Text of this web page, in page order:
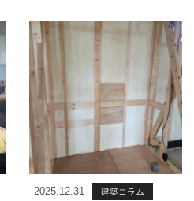
2025.12.31 建築コラム